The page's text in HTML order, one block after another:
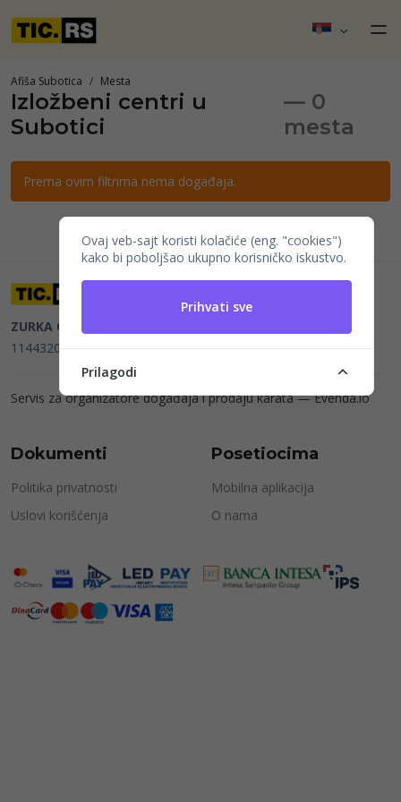
Afiša Subotica Mesta
Izložbeni centri u
Subotici
— 0
mesta
Prema ovim filtrima nema događaja.
ZURKA CE BITI DOO
114432064, MB 22023195,mail@tic.rs, +381 63 173 3142
Servis za organizatore događaja i prodaju karata —Evenda.io
Dokumenti
Politika privatnosti
Uslovi korišćenja
Posetiocima
Mobilna aplikacija
O nama
Ovaj veb-sajt koristi kolačiće (eng. "cookies")
kako bi poboljšao ukupno korisničko iskustvo.
Prihvati sve
Prilagodi